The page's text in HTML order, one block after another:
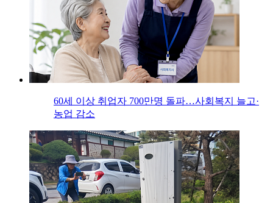
60세 이상 취업자 700만명 돌파…사회복지 늘고·
농업 감소